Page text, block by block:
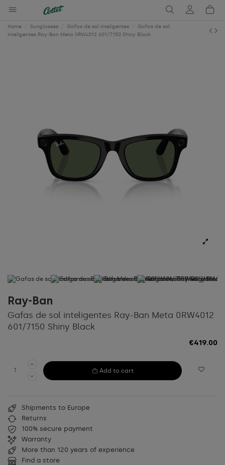
Home Sunglasses Gafas de sol inteligentes
Gafas de sol
inteligentes Ray-Ban Meta 0RW4012 601/7150 Shiny Black
Ray-Ban
Gafas de sol inteligentes Ray-Ban Meta 0RW4012
601/7150 Shiny Black
€419.00
Add to cart
Shipments to Europe
Returns
100% secure payment
Warranty
More than 120 years of experience
Find a store